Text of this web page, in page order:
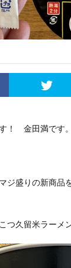
！ 金田満です。
ジ盛りの新商品
久留米ラーメン